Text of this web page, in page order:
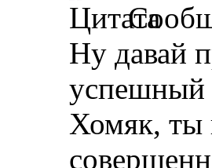
Ну давай
успешный
Хомяк, ты